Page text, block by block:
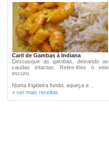
Caril de Gambas à Indiana
Descasque as gambas, deixando as
caudas intactas. Retire-lhes o veio
escuro.
Numa frigideira funda, aqueça a ...
» ver mais receitas